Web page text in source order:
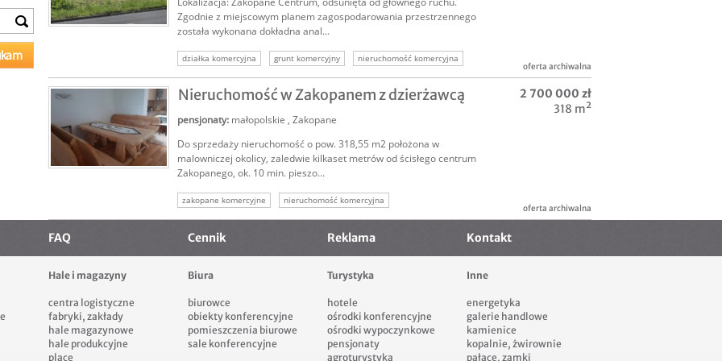
Zgodnie z miejscowym planem zagospodarowania przestrzennego
została wykonana dokładna anal...
działka komercyjna grunt komercyjny
nieruchomość komercyjna
działka inwestycyjna
pod terminal intermodalny
zakopane działka komercyjna
zakopane komercyjne
oferta archiwalna
Nieruchomość w Zakopanem z dzierżawcą
pensjonaty: małopolskie , Zakopane
Do sprzedaży nieruchomość o pow. 318,55 m2 położona w
malowniczej okolicy, zaledwie kilkaset metrów od ścisłego centrum
Zakopanego, ok. 10 min. pieszo...
zakopane komercyjne
nieruchomość komercyjna
nieruchomości zakopane
wynajęta nieruchomość
komercyjne na wynajem
2 700 000 zł
318 m²
oferta archiwalna
FAQ Cennik Reklama Kontakt
Hale i magazyny
centra logistyczne
fabryki, zakłady
hale magazynowe
hale produkcyjne
place
Biura
biurowce
obiekty konferencyjne
pomieszczenia biurowe
sale konferencyjne
Turystyka
hotele
ośrodki konferencyjne
ośrodki wypoczynkowe
pensjonaty
agroturystyka
Inne
energetyka
galerie handlowe
kamienice
kopalnie, żwirownie
pałace, zamki